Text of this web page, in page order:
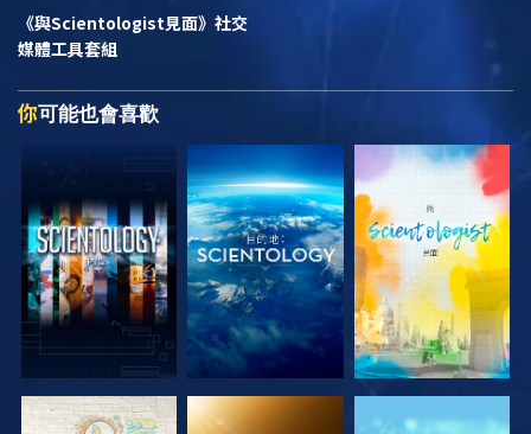
《與Scientologist見面》 社交
媒體工具套組
你可能也會喜歡